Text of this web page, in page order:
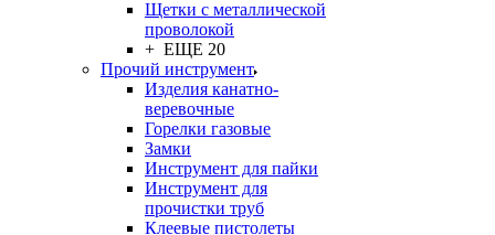
Щетки с металлической
проволокой
+ ЕЩЕ 20
Прочий инструмент
Изделия канатно-
веревочные
Горелки газовые
Замки
Инструмент для пайки
Инструмент для
прочистки труб
Клеевые пистолеты